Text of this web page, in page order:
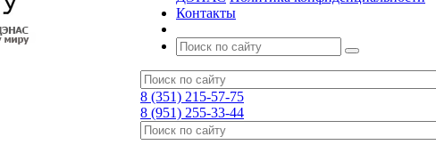
Контакты
8 (351) 215-57-75
8 (951) 255-33-44